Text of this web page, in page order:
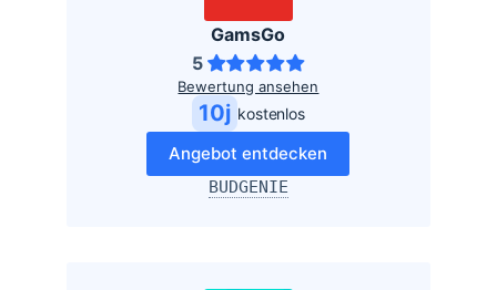
GamsGo
5
Bewertung ansehen
10j kostenlos
Angebot entdecken
BUDGENIE